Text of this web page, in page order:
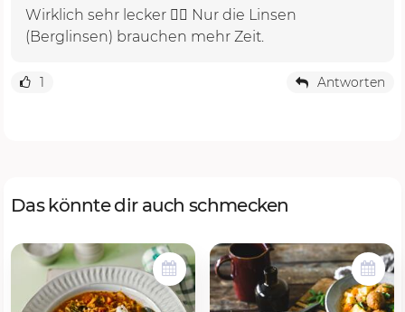
Wirklich sehr lecker 👍🏻 Nur die Linsen
(Berglinsen) brauchen mehr Zeit.
1 Antworten
Das könnte dir auch schmecken